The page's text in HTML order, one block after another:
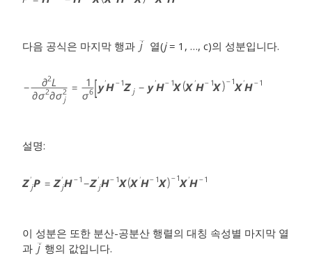
다음 공식은 마지막 행과 열(j= 1, …, c)의 성분입니다.
설명:
이 성분은 또한 분산-공분산 행렬의 대칭 속성별 마지막 열
과
행의 값입니다.